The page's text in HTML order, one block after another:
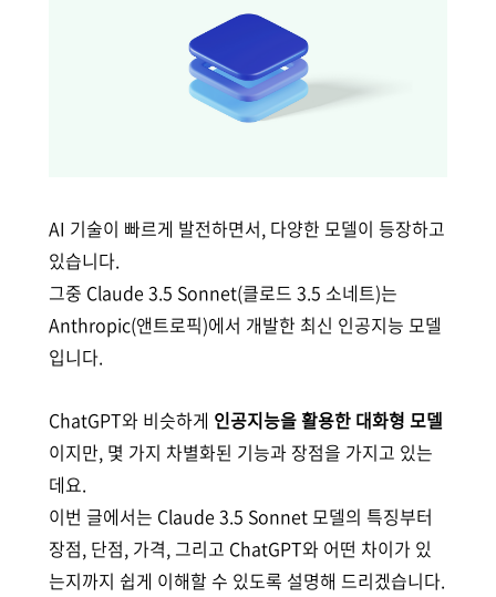
AI 기술이 빠르게 발전하면서, 다양한 모델이 등장하고
있습니다.
그중 Claude 3.5 Sonnet(클로드 3.5 소네트)는
Anthropic(앤트로픽)에서 개발한 최신 인공지능 모델
입니다.
ChatGPT와 비슷하게 인공지능을 활용한 대화형 모델
이지만, 몇 가지 차별화된 기능과 장점을 가지고 있는
데요.
이번 글에서는 Claude 3.5 Sonnet 모델의 특징부터
장점, 단점, 가격, 그리고 ChatGPT와 어떤 차이가 있
는지까지 쉽게 이해할 수 있도록 설명해 드리겠습니다.